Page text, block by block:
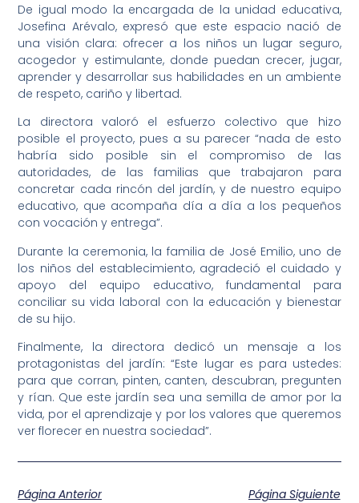
De igual modo la encargada de la unidad educativa,
Josefina Arévalo, expresó que este espacio nació de
una visión clara: ofrecer a los niños un lugar seguro,
acogedor y estimulante, donde puedan crecer, jugar,
aprender y desarrollar sus habilidades en un ambiente
de respeto, cariño y libertad.
La directora valoró el esfuerzo colectivo que hizo
posible el proyecto, pues a su parecer “nada de esto
habría sido posible sin el compromiso de las
autoridades, de las familias que trabajaron para
concretar cada rincón del jardín, y de nuestro equipo
educativo, que acompaña día a día a los pequeños
con vocación y entrega”.
Durante la ceremonia, la familia de José Emilio, uno de
los niños del establecimiento, agradeció el cuidado y
apoyo del equipo educativo, fundamental para
conciliar su vida laboral con la educación y bienestar
de su hijo.
Finalmente, la directora dedicó un mensaje a los
protagonistas del jardín: “Este lugar es para ustedes:
para que corran, pinten, canten, descubran, pregunten
y rían. Que este jardín sea una semilla de amor por la
vida, por el aprendizaje y por los valores que queremos
ver florecer en nuestra sociedad”.
Página Anterior Página Siguiente